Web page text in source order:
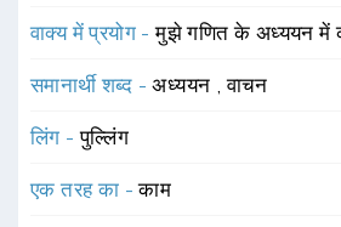
वाक्य में प्रयोग -मुझे गणित के अध्ययन में
समानार्थी शब्द -अध्ययन ,वाचन
लिंग -पुल्लिंग
एक तरह का -काम